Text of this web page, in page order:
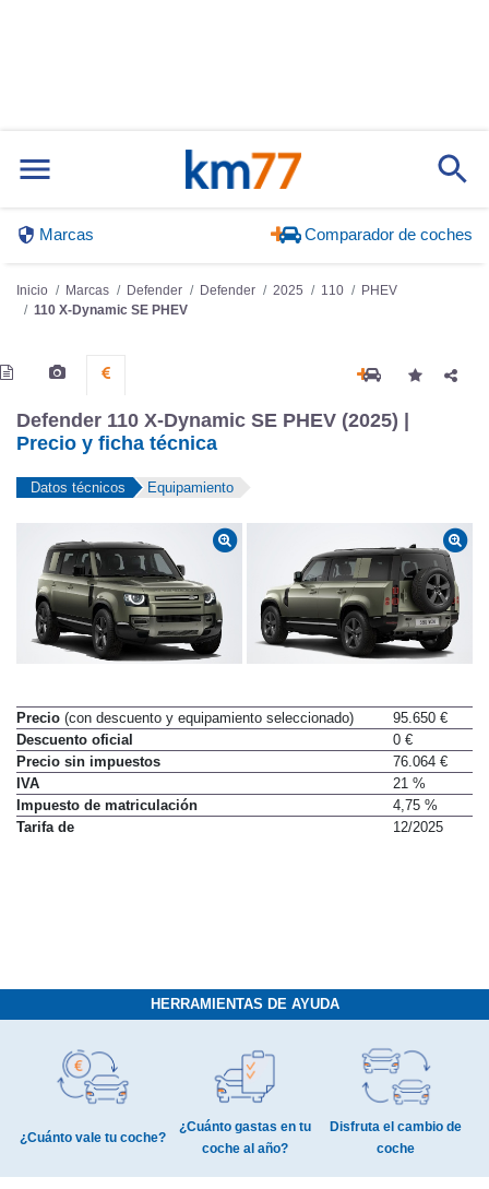
Marcas Comparador de coches
Inicio Marcas Defender Defender 2025 110
PHEV
110 X-Dynamic SE PHEV
Defender 110 X-Dynamic SE PHEV (2025) |
Precio y ficha técnica
Datos técnicos Equipamiento
Precio (con descuento y equipamiento seleccionado)
95.650 €
Descuento oficial
0 €
Precio sin impuestos
76.064 €
IVA
21 %
Impuesto de matriculación
4,75 %
Tarifa de
12/2025
HERRAMIENTAS DE AYUDA
¿Cuánto vale tu coche?
¿Cuánto gastas en tu
coche al año?
Disfruta el cambio de
coche